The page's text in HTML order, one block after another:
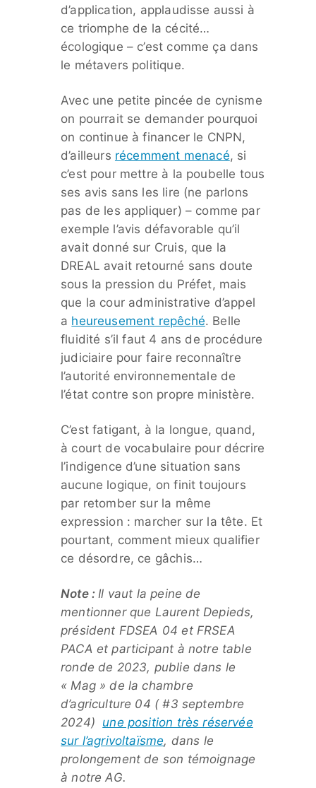
d’application, applaudisse aussi à
ce triomphe de la cécité…
écologique – c’est comme ça dans
le métavers politique.
Avec une petite pincée de cynisme
on pourrait se demander pourquoi
on continue à financer le CNPN,
d’ailleurs récemment menacé, si
c’est pour mettre à la poubelle tous
ses avis sans les lire (ne parlons
pas de les appliquer) – comme par
exemple l’avis défavorable qu’il
avait donné sur Cruis, que la
DREAL avait retourné sans doute
sous la pression du Préfet, mais
que la cour administrative d’appel
a heureusement repêché. Belle
fluidité s’il faut 4 ans de procédure
judiciaire pour faire reconnaître
l’autorité environnementale de
l’état contre son propre ministère.
C’est fatigant, à la longue, quand,
à court de vocabulaire pour décrire
l’indigence d’une situation sans
aucune logique, on finit toujours
par retomber sur la même
expression : marcher sur la tête. Et
pourtant, comment mieux qualifier
ce désordre, ce gâchis…
Note :Il vaut la peine de
mentionner que Laurent Depieds,
président FDSEA 04 et FRSEA
PACA et participant à notre table
ronde de 2023, publie dans le
« Mag » de la chambre
d’agriculture 04 ( #3 septembre
2024) une position très réservée
sur l’agrivoltaïsme, dans le
prolongement de son témoignage
à notre AG.